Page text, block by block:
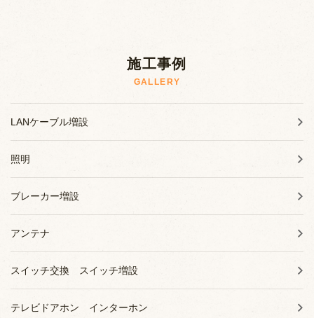
施工事例
GALLERY
LANケーブル増設
照明
ブレーカー増設
アンテナ
スイッチ交換 スイッチ増設
テレビドアホン インターホン